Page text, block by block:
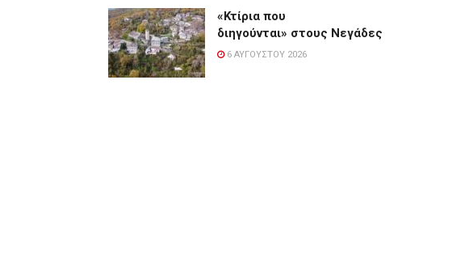
«Κτίρια που
διηγούνται» στους Νεγάδες
6 ΑΥΓΟΎΣΤΟΥ 2026